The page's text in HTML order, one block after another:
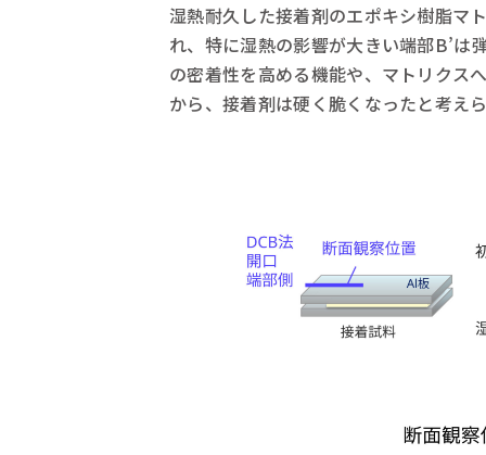
湿熱耐久した接着剤のエポキシ樹脂マ
れ、特に湿熱の影響が大きい端部B’は
の密着性を高める機能や、マトリクス
から、接着剤は硬く脆くなったと考えら